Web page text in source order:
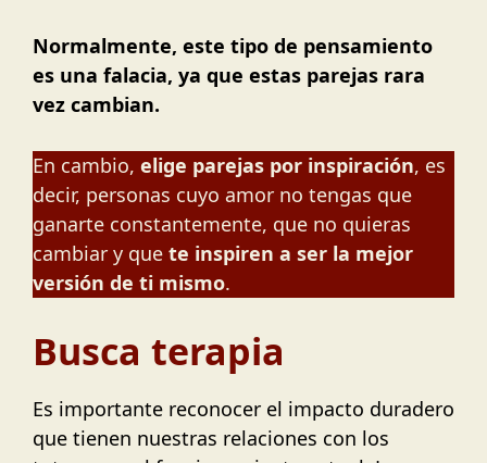
Normalmente, este tipo de pensamiento
es una falacia, ya que estas parejas rara
vez cambian.
En cambio, elige parejas por inspiración, es
decir, personas cuyo amor no tengas que
ganarte constantemente, que no quieras
cambiar y que te inspiren a ser la mejor
versión de ti mismo.
Busca terapia
Es importante reconocer el impacto duradero
que tienen nuestras relaciones con los